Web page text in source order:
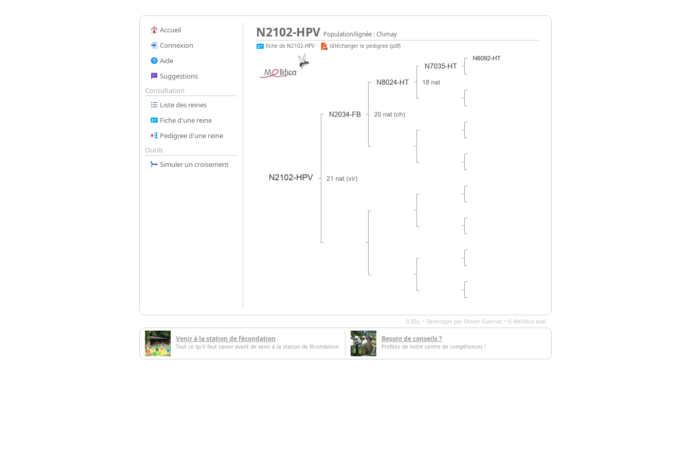
Accueil
Connexion
Aide
Suggestions
Consultation
Liste des reines
Fiche d'une reine
Pedigree d'une reine
Outils
Simuler un croisement
N2102-HPV Population/lignée : Chimay
fiche de N2102-HPV • télécharger le pedigree (pdf)
0.05s. • Développé par Olivier Guerriat • © Mellifica asbl
Venir à la station de fécondation
Tout ce qu'il faut savoir avant de venir à la station de fécondation
Besoin de conseils ?
Profitez de notre centre de compétences !